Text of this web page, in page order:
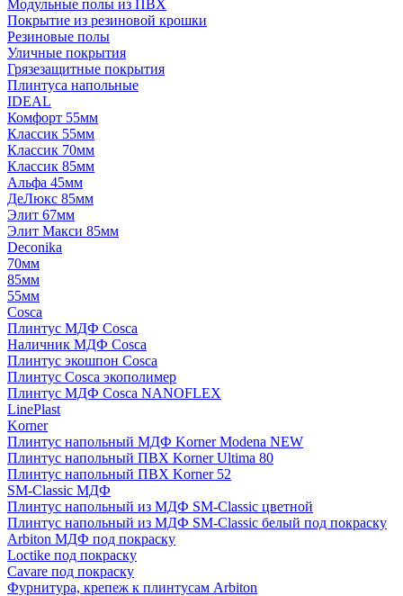
Модульные полы из ПВХ
Покрытие из резиновой крошки
Резиновые полы
Уличные покрытия
Грязезащитные покрытия
Плинтуса напольные
IDEAL
Комфорт 55мм
Классик 55мм
Классик 70мм
Классик 85мм
Альфа 45мм
ДеЛюкс 85мм
Элит 67мм
Элит Макси 85мм
Deconika
70мм
85мм
55мм
Cosca
Плинтус МДФ Cosca
Наличник МДФ Cosca
Плинтус экошпон Cosca
Плинтус Cosca экополимер
Плинтус МДФ Cosca NANOFLEX
LinePlast
Korner
Плинтус напольный МДФ Korner Modena NEW
Плинтус напольный ПВХ Korner Ultima 80
Плинтус напольный ПВХ Korner 52
SM-Classic МДФ
Плинтус напольный из МДФ SM-Classic цветной
Плинтус напольный из МДФ SM-Classic белый под покраску
Arbiton МДФ под покраску
Loctike под покраску
Cavare под покраску
Фурнитура, крепеж к плинтусам Arbiton